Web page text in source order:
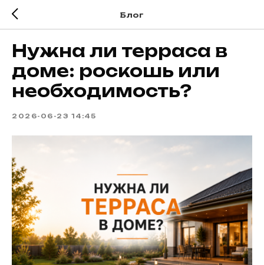
Блог
Нужна ли терраса в
доме: роскошь или
необходимость?
2026-06-23 14:45